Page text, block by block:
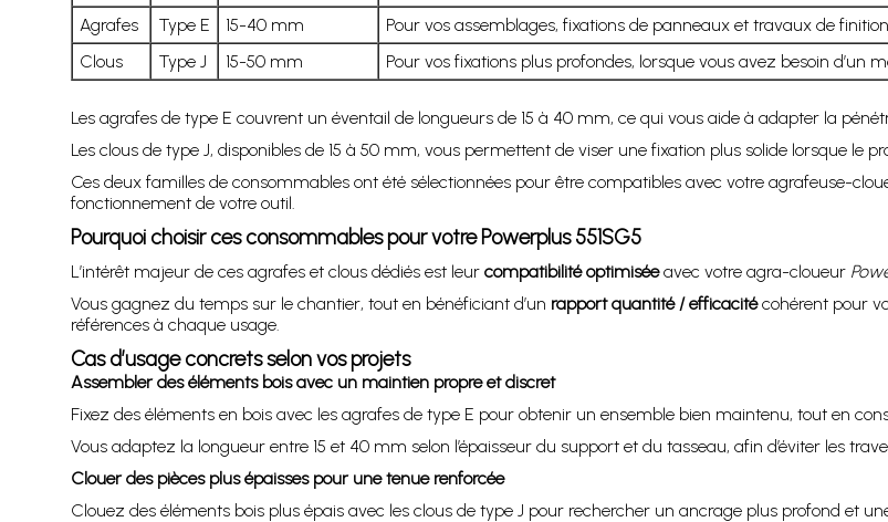
Agrafes
Type E 15-40 mm
Pour vos assemblages, fixations de panneaux et travaux de
Clous
Type J 15-50 mm Pour vos fixations plus profondes, lorsque vous avez besoin d’un
Les agrafes de type E couvrent un éventail de longueurs de 15 à 40 mm, ce qui vous aide à adapter la
Les clous de type J, disponibles de 15 à 50 mm, vous permettent de viser une fixation plus solide lorsque le
Ces deux familles de consommables ont été sélectionnées pour être compatibles avec votre agrafeuse-
fonctionnement de votre outil.
Pourquoi choisir ces consommables pour votre Powerplus 551SG5
L’intérêt majeur de ces agrafes et clous dédiés est leur compatibilité optimiséeavec votre agra-cloueur
Vous gagnez du temps sur le chantier, tout en bénéficiant d’un rapport quantité / efficacitécohérent pour
références à chaque usage.
Cas d’usage concrets selon vos projets
Assembler des éléments bois avec un maintien propre et discret
Fixez des éléments en bois avec les agrafes de type E pour obtenir un ensemble bien maintenu, tout en
Vous adaptez la longueur entre 15 et 40 mm selon l’épaisseur du support et du tasseau, afin d’éviter les
Clouer des pièces plus épaisses pour une tenue renforcée
Clouez des éléments bois plus épais avec les clous de type J pour rechercher un ancrage plus profond et